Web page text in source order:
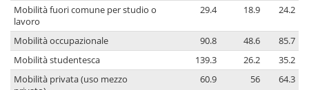
Mobilità fuori comune per studio o
lavoro
29.4 18.9 24.2
Mobilità occupazionale 90.8 48.6
85.7
Mobilità studentesca
139.3 26.2
35.2
Mobilità privata (uso mezzo
60.9 56 64.3